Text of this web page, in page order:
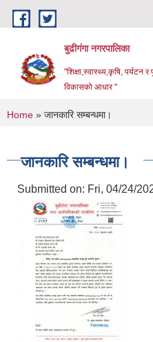
Skip to main content
बुढीगंगा नगरपालिका
"शिक्षा,स्वास्थ्य,कृषि, पर्यटन र
विकासको आधार "
You are here
Home » जानकारि सम्बन्धमा।
जानकारि सम्बन्धमा।
Submitted on: Fri, 04/24/